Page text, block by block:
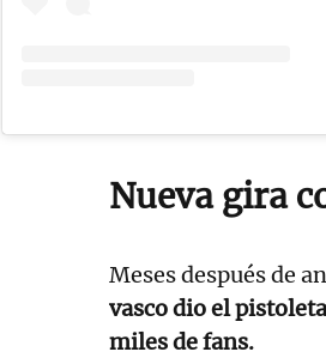
Nueva gira
Meses después de
vasco dio el
miles de fans.